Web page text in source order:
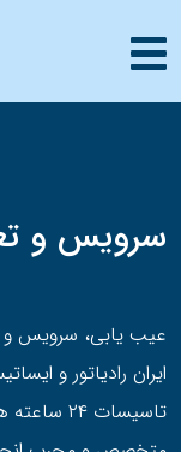
سرویس و
عیب یابی، سرویس و
ايران رادیاتور و
تاسیسات